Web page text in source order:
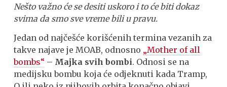
Nešto važno će se desiti uskoro i to će biti dokaz
svima da smo sve vreme bili u pravu.
Jedan od najčešće korišćenih termina vezanih za
takve najave je MOAB, odnosno „Mother of all
bombs“ – Majka svih bombi. Odnosi se na
medijsku bombu koja će odjeknuti kada Tramp,